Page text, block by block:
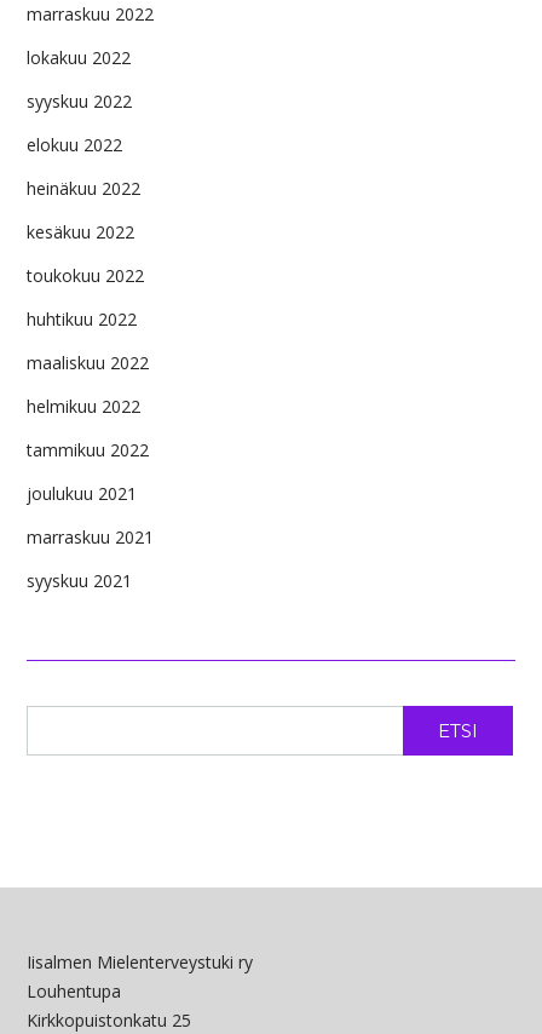
marraskuu 2022
lokakuu 2022
syyskuu 2022
elokuu 2022
heinäkuu 2022
kesäkuu 2022
toukokuu 2022
huhtikuu 2022
maaliskuu 2022
helmikuu 2022
tammikuu 2022
joulukuu 2021
marraskuu 2021
syyskuu 2021
ETSI
Iisalmen Mielenterveystuki ry
Louhentupa
Kirkkopuistonkatu 25